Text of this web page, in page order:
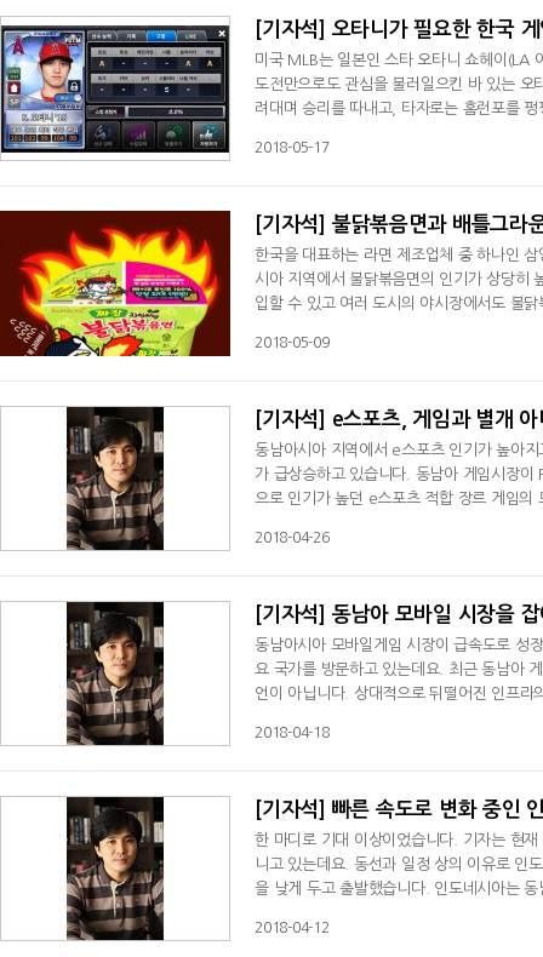
[기자석] 오타니가 필요한 한국
미국 MLB는 일본인 스타 오타니 쇼헤이(LA
도전만으로도 관심을 불러일으킨 바 있는
려대며 승리를 따내고, 타자로는 홈런포를
2018-05-17
[기자석] 불닭볶음면과 배틀그라
한국을 대표하는 라면 제조업체 중 하나인
시아 지역에서 불닭볶음면의 인기가 상당히
입할 수 있고 여러 도시의 야시장에서도 불
2018-05-09
[기자석] e스포츠, 게임과 별개 아
동남아시아 지역에서 e스포츠 인기가 높아
가 급상승하고 있습니다. 동남아 게임시장이
으로 인기가 높던 e스포츠 적합 장르 게임의
2018-04-26
[기자석] 동남아 모바일 시장을
동남아시아 모바일게임 시장이 급속도로 성장하고 있습니다. 데일리게임 10주년 기획
요 국가를 방문하고 있는데요. 최근 동남아
언이 아닙니다. 상대적으로 뒤떨어진 인프
2018-04-18
[기자석] 빠른 속도로 변화 중인
한 마디로 기대 이상이었습니다. 기자는 현
니고 있는데요. 동선과 일정 상의 이유로 인
을 낮게 두고 출발했습니다. 인도네시아는
2018-04-12